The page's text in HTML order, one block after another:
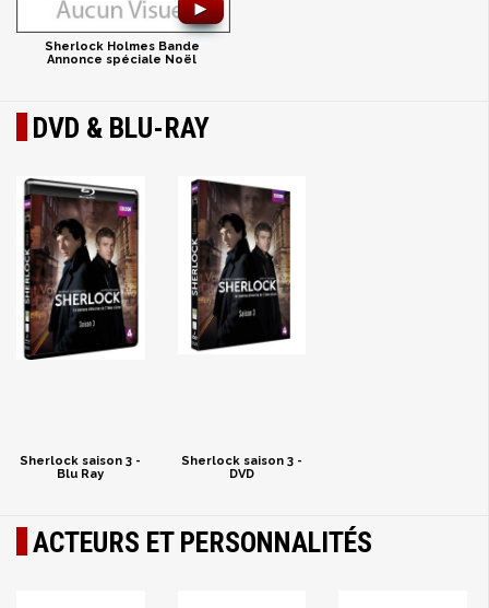
►
Sherlock Holmes Bande
Annonce spéciale Noël
DVD & BLU-RAY
Sherlock saison 3 -
Blu Ray
Sherlock saison 3 -
DVD
ACTEURS ET PERSONNALITÉS